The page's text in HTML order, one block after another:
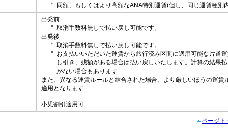
同額、もしくはより高額なANA特別運賃(但し、同じ運賃種別
出発前
取消手数料無しで払い戻し可能です。
出発後
取消手数料無しで払い戻し可能です。
お支払いいただいた運賃から旅行済み区間に適用可能な片道
し引き、残額がある場合は払い戻しいたします。計算の結果
がない場合もあります
また、異なる運賃ルールと結合された場合、より厳しいほうの運賃
適用となります
小児割引適用可
ページト